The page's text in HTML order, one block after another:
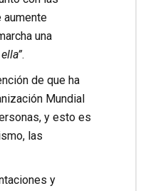
aumente
una
.
de que ha
Mundial
y esto es
las
y